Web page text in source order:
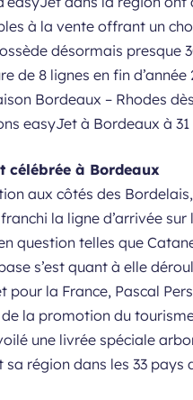
à la vente offrant un
désormais presque
de 8 lignes en fin
Bordeaux – Rhodes
easyJet à Bordeaux à 31
célébrée à Bordeaux
aux côtés des
la ligne d’arrivée
question telles que
s’est quant à elle
pour la France, Pascal
la promotion du
une livrée spéciale
région dans les 33 pays